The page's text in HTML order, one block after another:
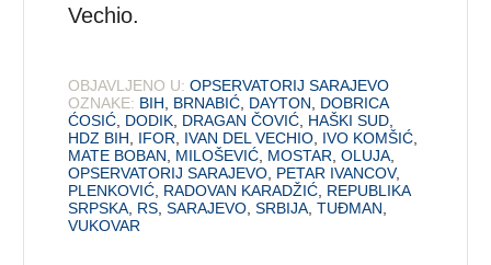
Vechio.
OBJAVLJENO U: OPSERVATORIJ SARAJEVO
OZNAKE: BIH BRNABIĆ DAYTON
DOBRICA
ĆOSIĆ DODIK DRAGAN ČOVIĆ HAŠKI SUD
HDZ BIH
IFOR IVAN DEL VECHIO IVO KOMŠIĆ
MATE BOBAN
MILOŠEVIĆ MOSTAR ,OLUJA
OPSERVATORIJ SARAJEVO PETAR IVANCOV,
PLENKOVIĆ RADOVAN KARADŽIĆ REPUBLIKA
SRPSKA RS ,SARAJEVO ,SRBIJA ,TUĐMAN
VUKOVAR